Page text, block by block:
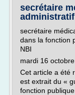
secrétaire
administratif
secrétaire
dans la fonction
NBI
mardi 16
Cet article a été
est extrait du «
fonction